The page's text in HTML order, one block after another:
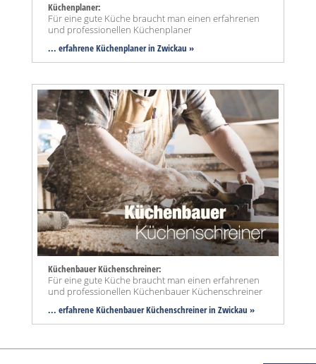
Küchenplaner:
Für eine gute Küche braucht man einen erfahrenen
und professionellen Küchenplaner
... erfahrene Küchenplaner in Zwickau »
Küchenbauer Küchenschreiner:
Für eine gute Küche braucht man einen erfahrenen
und professionellen Küchenbauer Küchenschreiner
... erfahrene Küchenbauer Küchenschreiner in Zwickau »